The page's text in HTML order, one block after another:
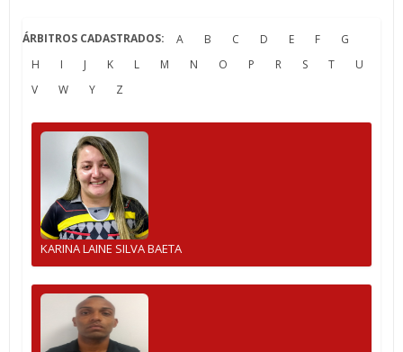
ÁRBITROS CADASTRADOS: A B C D E F
G
H
I J K L M N O P R S T
U
V
W Y Z
KARINA LAINE SILVA BAETA